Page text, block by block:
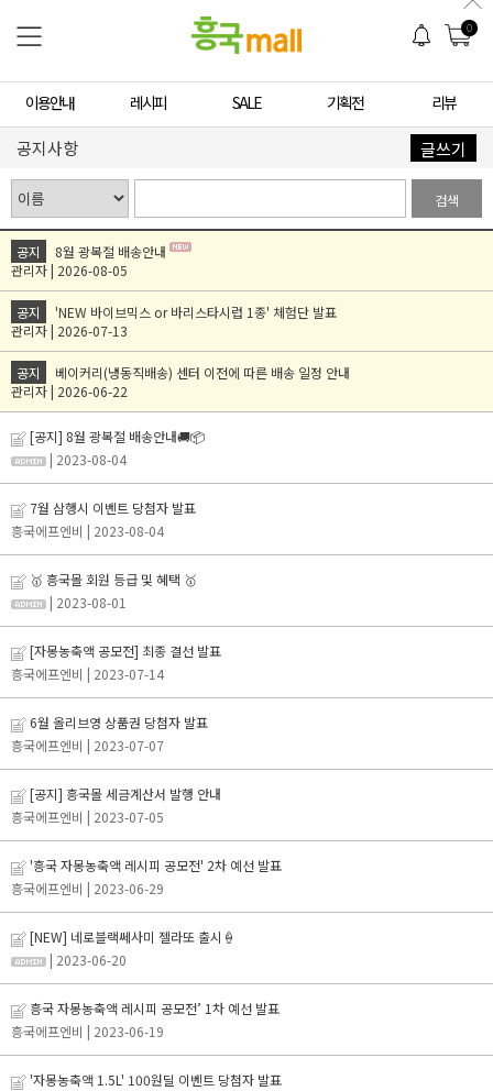
0
이용안내 레시피 SALE 기획전 리뷰
공지사항 글쓰기
검색
공지
8월 광복절 배송안내
관리자 | 2026-08-05
공지
'NEW 바이브믹스 or 바리스타시럽 1종' 체험단 발표
관리자 | 2026-07-13
공지
베이커리(냉동직배송) 센터 이전에 따른 배송 일정 안내
관리자 | 2026-06-22
[공지] 8월 광복절 배송안내🚚📦️
| 2023-08-04
7월 삼행시 이벤트 당첨자 발표
흥국에프엔비 | 2023-08-04
🥇 흥국몰 회원 등급 및 혜택 🥇
| 2023-08-01
[자몽농축액 공모전] 최종 결선 발표
흥국에프엔비 | 2023-07-14
6월 올리브영 상품권 당첨자 발표
흥국에프엔비 | 2023-07-07
[공지] 흥국몰 세금계산서 발행 안내
흥국에프엔비 | 2023-07-05
'흥국 자몽농축액 레시피 공모전' 2차 예선 발표
흥국에프엔비 | 2023-06-29
[NEW] 네로블랙쎄사미 젤라또 출시🍦
| 2023-06-20
흥국 자몽농축액 레시피 공모전’ 1차 예선 발표
흥국에프엔비 | 2023-06-19
'자몽농축액 1.5L' 100원딜 이벤트 당첨자 발표